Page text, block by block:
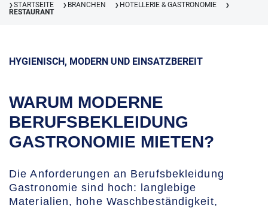
❯ STARTSEITE ❯ BRANCHEN ❯ HOTELLERIE & GASTRONOMIE ❯
RESTAURANT
HYGIENISCH, MODERN UND EINSATZBEREIT
WARUM MODERNE
BERUFSBEKLEIDUNG
GASTRONOMIE MIETEN?
Die Anforderungen an Berufsbekleidung
Gastronomie sind hoch: langlebige
Materialien, hohe Waschbeständigkeit,